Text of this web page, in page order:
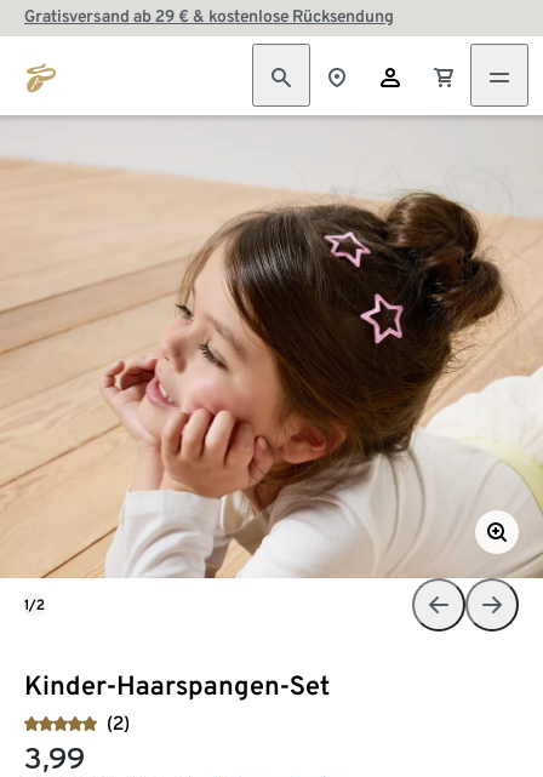
Gratisversand ab 29 € & kostenlose Rücksendung
Kinder-Haarspangen-Set
(2)
3,99
1/2